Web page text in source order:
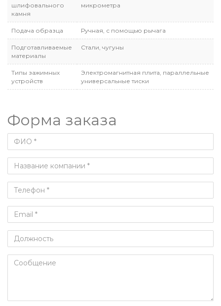
шлифовального
камня
микрометра
Подача образца Ручная, с помощью рычага
Подготавливаемые
материалы
Стали, чугуны
Типы зажимных
устройств
Электромагнитная плита, параллельные
универсальные тиски
Форма заказа